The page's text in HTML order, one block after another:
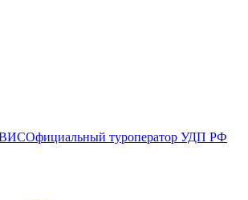
Официальный туроператор УДП РФ